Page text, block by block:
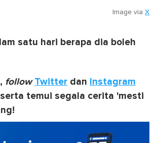
Image via X
satu hari berapa dia boleh
, follow Twitter dan Instagram
serta temui segala cerita 'mesti